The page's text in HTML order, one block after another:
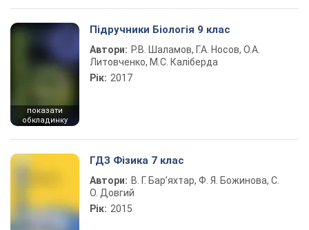
показати
обкладинку
Підручники Біологія 9 клас
Автори: Р.В. Шаламов, Г.А. Носов, О.А.
Литовченко, М.С. Каліберда
Рік: 2017
ГДЗ Фізика 7 клас
Автори: В. Г. Бар’яхтар, Ф. Я. Божинова, С.
О. Довгий
Рік: 2015